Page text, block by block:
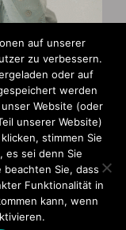
auf unserer
zu verbessern.
oder auf
werden
Website (oder
unserer Website)
stimmen Sie
es sei denn Sie
Sie, dass
Funktionalität in
kann, wenn